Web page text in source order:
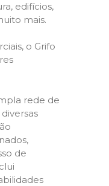
edifícios,
mais.
o Grifo
rede de
de